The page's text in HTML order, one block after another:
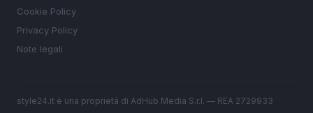
Cookie Policy
Privacy Policy
Note legali
style24.it è una proprietà di AdHub Media S.r.l. — REA 2729933